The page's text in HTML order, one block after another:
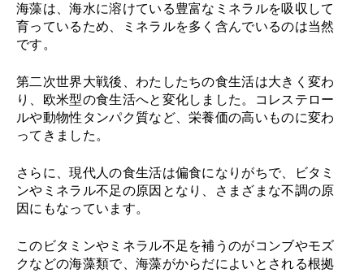
海藻は、海水に溶けている豊富なミネラルを吸収して
育っているため、ミネラルを多く含んでいるのは当然
です。
第二次世界大戦後、わたしたちの食生活は大きく変わ
り、欧米型の食生活へと変化しました。コレステロー
ルや動物性タンパク質など、栄養価の高いものに変わ
ってきました。
さらに、現代人の食生活は偏食になりがちで、ビタミ
ンやミネラル不足の原因となり、さまざまな不調の原
因にもなっています。
このビタミンやミネラル不足を補うのがコンブやモズ
クなどの海藻類で、海藻がからだによいとされる根拠